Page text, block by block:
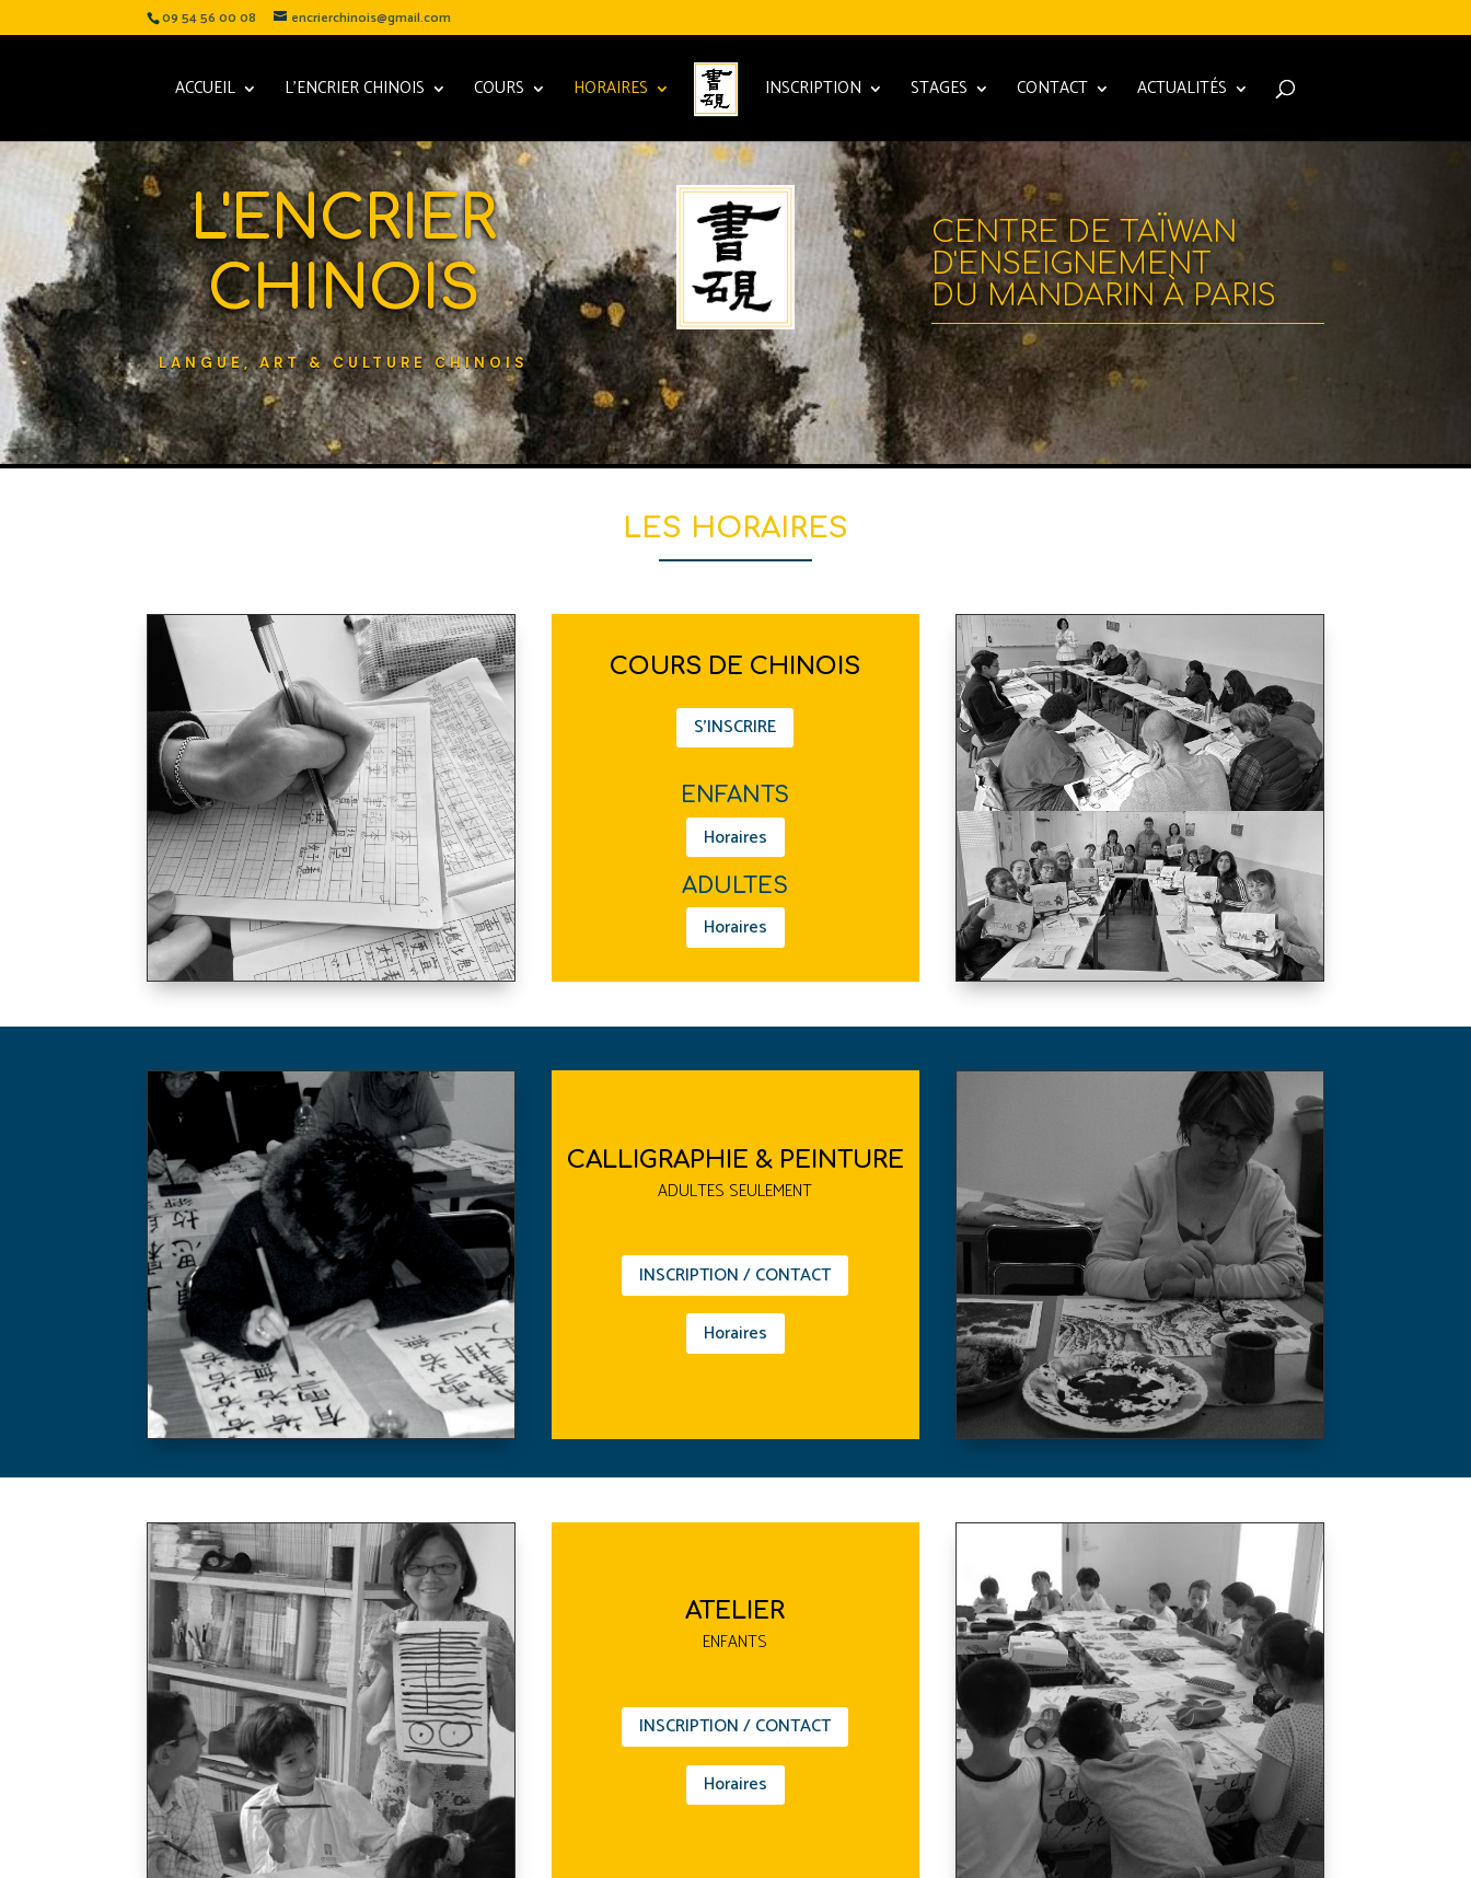
09 54 56 00 08 encrierchinois@gmail.com
ACCUEIL L’ENCRIER CHINOIS COURS HORAIRES INSCRIPTION STAGES CONTACT ACTUALITÉS
L'ENCRIER
CHINOIS
LANGUE, ART & CULTURE CHINOIS
CENTRE DE TAÏWAN
D'ENSEIGNEMENT
DU MANDARIN À PARIS
LES HORAIRES
COURS DE CHINOIS
S'INSCRIRE
ENFANTS
Horaires
ADULTES
Horaires
CALLIGRAPHIE & PEINTURE
ADULTES SEULEMENT
INSCRIPTION / CONTACT
Horaires
ATELIER
ENFANTS
INSCRIPTION / CONTACT
Horaires